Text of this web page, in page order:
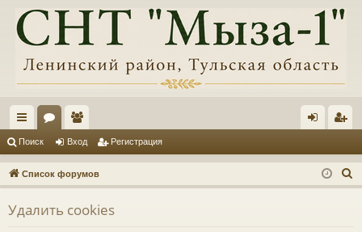
с
ы
лк
и
ум
ы
ол
ьз
ов
ат
д ис
тр
Поиск Вход Регистрация
Список форумов
о
Удалить cookies